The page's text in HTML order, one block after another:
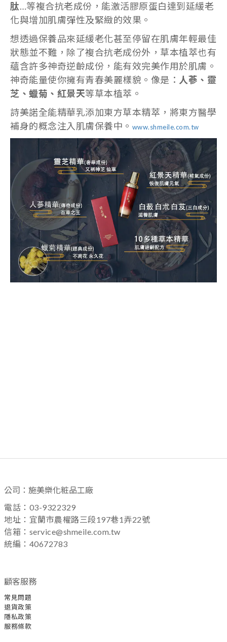
肽…等複合抗老成份，能激活膠原蛋白達到延緩老
化與增加肌膚彈性及緊緻的效果。
想透過保養品來延緩老化甚至停留在肌膚年輕最佳
狀態並不難，除了複合抗老成份外，草本植萃也有
蘊含許多神奇逆齡成份，能有效完美作用於肌膚。
神奇能量使你擁有青春美麗樣貌。像是： 人蔘、靈
芝、蠟菊、紅景天等草本植萃。
詩美諾全能精華乳添加東方草本精萃，將東方醫學
補身的概念注入肌膚保養中。 www.shmeile.com.tw
公司：施美樂化粧品工廠
電話：03-9322329
地址：宜蘭市農權路三段197巷1弄22號
信箱：service@shmeile.com.tw
統編：40672783
顧客服務
常見問題
退貨政策
隱私政策
服務條款